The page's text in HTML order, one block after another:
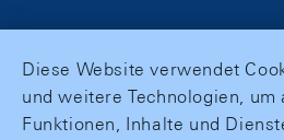
Diese Website verwendet
und weitere Technologien, um
Funktionen, Inhalte und